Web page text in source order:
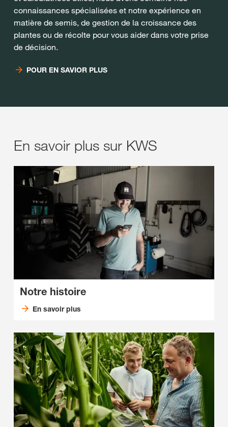
connaissances spécialisées et notre expérience en
matière de semis, de gestion de la croissance des
plantes ou de récolte pour vous aider dans votre prise
de décision.
POUR EN SAVIOR PLUS
En savoir plus sur KWS
Notre histoire
En savoir plus